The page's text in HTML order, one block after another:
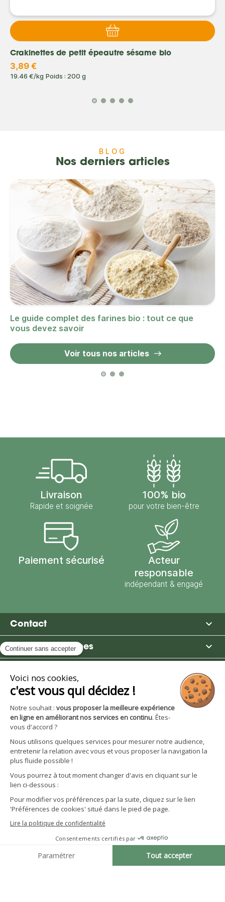
Crakinettes de petit épeautre sésame bio
3,89 €
19.46 €/kg Poids : 200 g
BLOG
Nos derniers articles
Le guide complet des farines bio : tout ce que
vous devez savoir
Voir tous nos articles
Livraison
Rapide et soignée
100% bio
pour votre bien-être
Paiement sécurisé
Acteur
responsable
indépendant & engagé
Contact 
Moulin des Moines 
Avantages et services 
CGV particuliers
Politique de confidentialité